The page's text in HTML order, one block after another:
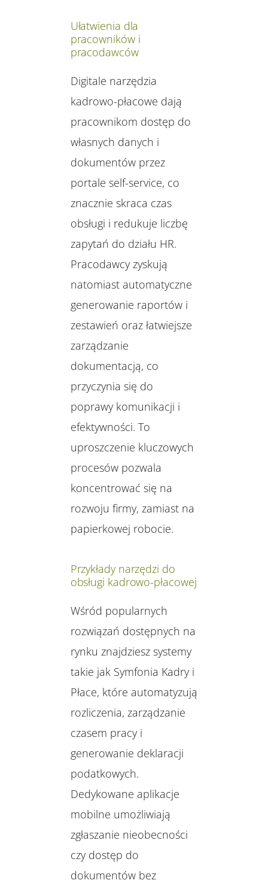
Ułatwienia dla
pracowników i
pracodawców
Digitale narzędzia
kadrowo-płacowe dają
pracownikom dostęp do
własnych danych i
dokumentów przez
portale self-service, co
znacznie skraca czas
obsługi i redukuje liczbę
zapytań do działu HR.
Pracodawcy zyskują
natomiast automatyczne
generowanie raportów i
zestawień oraz łatwiejsze
zarządzanie
dokumentacją, co
przyczynia się do
poprawy komunikacji i
efektywności. To
uproszczenie kluczowych
procesów pozwala
koncentrować się na
rozwoju firmy, zamiast na
papierkowej robocie.
Przykłady narzędzi do
obsługi kadrowo-płacowej
Wśród popularnych
rozwiązań dostępnych na
rynku znajdziesz systemy
takie jak Symfonia Kadry i
Płace, które automatyzują
rozliczenia, zarządzanie
czasem pracy i
generowanie deklaracji
podatkowych.
Dedykowane aplikacje
mobilne umożliwiają
zgłaszanie nieobecności
czy dostęp do
dokumentów bez